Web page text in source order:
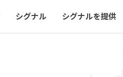
シグナル シグナルを提供